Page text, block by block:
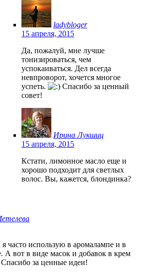
ladybloger
15 апреля, 2015
Да, пожалуй, мне лучше
тонизироваться, чем
успокаиваться. Дел всегда
невпроворот, хочется многое
успеть.
Спасибо за ценный
совет!
Ирина Лукшиц
15 апреля, 2015
Кстати, лимонное масло еще и
хорошо подходит для светлых
волос. Вы, кажется, блондинка?
часто использую в аромалампе и в
А вот в виде масок и добавок в крем
за ценные идеи!